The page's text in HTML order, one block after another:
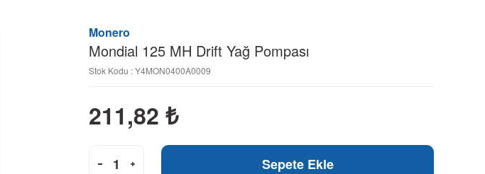
Monero
Mondial 125 MH Drift Yağ Pompası
Stok Kodu : Y4MON0400A0009
211,82 ₺
Sepete Ekle